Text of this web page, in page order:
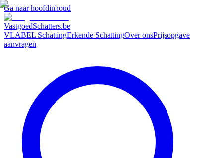
Ga naar hoofdinhoud
VastgoedSchatters.be
VLABEL SchattingErkende SchattingOver onsPrijsopgave
aanvragen